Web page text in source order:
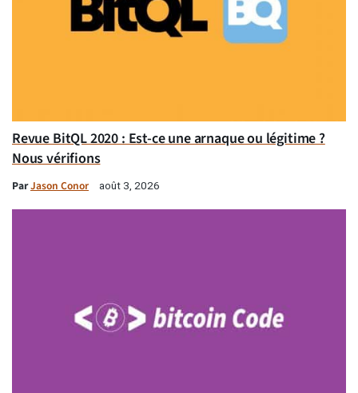
Revue BitQL 2020 : Est-ce une arnaque ou légitime ?
Nous vérifions
ParJason Conor août 3, 2026